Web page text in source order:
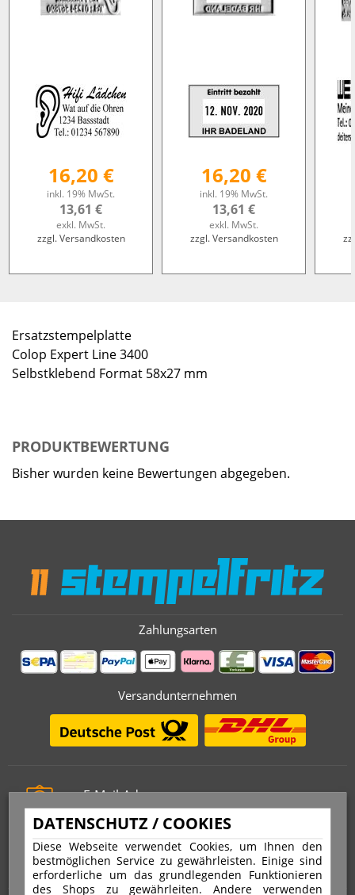
DATENSCHUTZ / COOKIES
Diese Webseite verwendet Cookies, um Ihnen den
bestmöglichen Service zu gewährleisten. Einige sind
erforderliche um das grundlegenden Funktionieren
des Shops zu gewährleiten. Andere verwenden
16,20 €
inkl. 19% MwSt.
13,61 €
exkl. MwSt.
zzgl. Versandkosten
16,20 €
inkl. 19% MwSt.
13,61 €
exkl. MwSt.
zzgl. Versandkosten
Ersatzstempelplatte
Colop Expert Line 3400
Selbstklebend Format 58x27 mm
PRODUKTBEWERTUNG
Bisher wurden keine Bewertungen abgegeben.
Zahlungsarten
Versandunternehmen
E-Mail-Adresse
info@stempelfritz.de
Telefon
0221 677 812 08